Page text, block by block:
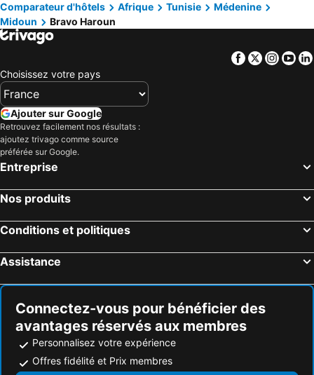
Comparateur d'hôtels
Afrique Tunisie
Médenine
Midoun
Bravo Haroun
Facebook
Twitter
Choisissez votre pays
Ajouter sur Google
Retrouvez facilement nos résultats :
ajoutez trivago comme source
préférée sur Google.
Entreprise
Nos produits
Conditions et politiques
Assistance
Connectez-vous pour bénéficier des
avantages réservés aux membres
Personnalisez votre expérience
Offres fidélité et Prix membres